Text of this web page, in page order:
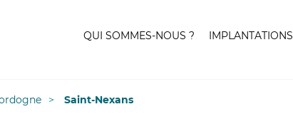
QUI SOMMES-NOUS ? IMPLANTATIONS
Saint-Nexans